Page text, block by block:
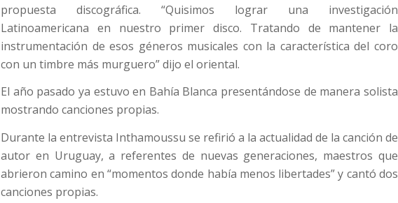
propuesta discográfica. “Quisimos lograr una investigación
Latinoamericana en nuestro primer disco. Tratando de mantener la
instrumentación de esos géneros musicales con la característica del coro
con un timbre más murguero” dijo el oriental.
El año pasado ya estuvo en Bahía Blanca presentándose de manera solista
mostrando canciones propias.
Durante la entrevista Inthamoussu se refirió a la actualidad de la canción de
autor en Uruguay, a referentes de nuevas generaciones, maestros que
abrieron camino en “momentos donde había menos libertades” y cantó dos
canciones propias.